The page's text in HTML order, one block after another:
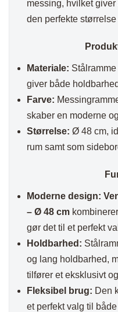
messing, hvilket
den perfekte
Materiale:
giver både
Farve:
skaber en moderne
Størrelse: Ø 48 cm,
rum samt som
Moderne design:
– Ø 48 cm
gør det til et perfekt
Holdbarhed:
og lang holdbarhed,
tilfører et eksklusivt
Fleksibel brug: Den
et perfekt valg til